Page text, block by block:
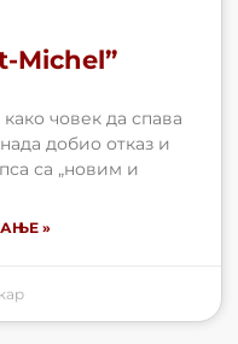
Michel”
човек да спава
добио отказ и
са „новим и
»